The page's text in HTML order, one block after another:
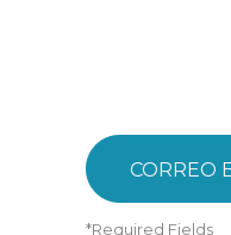
*Required Fields